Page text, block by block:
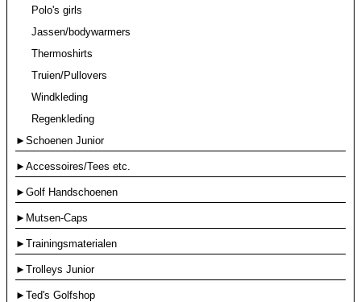
Polo's girls
Jassen/bodywarmers
Thermoshirts
Truien/Pullovers
Windkleding
Regenkleding
►Schoenen Junior
►Accessoires/Tees etc.
►Golf Handschoenen
►Mutsen-Caps
►Trainingsmaterialen
►Trolleys Junior
►Ted's Golfshop